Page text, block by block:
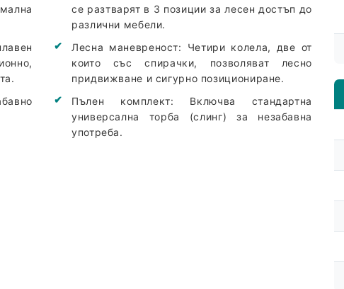
Моят профил
Вход
се разтварят в 3 позиции за лесен достъп до
различни мебели.
Лесна маневреност:
Четири колела, две от
които със спирачки, позволяват лесно
придвижване и сигурно позициониране.
Пълен комплект: Включва стандартна
универсална торба (слинг) за незабавна
употреба.